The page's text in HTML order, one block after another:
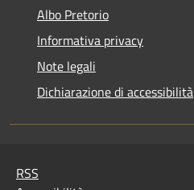
Albo Pretorio
Informativa privacy
Note legali
Dichiarazione di accessibilità
RSS